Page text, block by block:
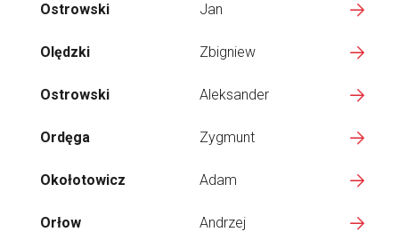
Ostrowski Jan
Olędzki Zbigniew
Ostrowski Aleksander
Ordęga Zygmunt
Okołotowicz Adam
Orłow Andrzej